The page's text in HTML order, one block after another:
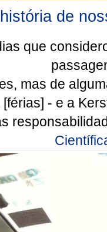
de
que
mas de
- e a